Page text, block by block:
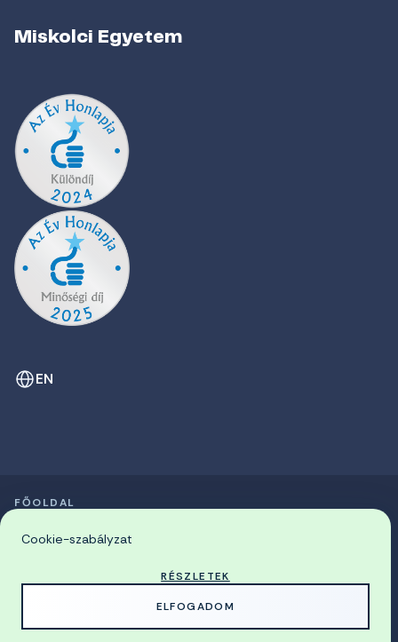
Miskolci Egyetem
EN
© 2026 Miskolci Egyetem
FŐOLDAL
Cookie-szabályzat
RÉSZLETEK
ELFOGADOM